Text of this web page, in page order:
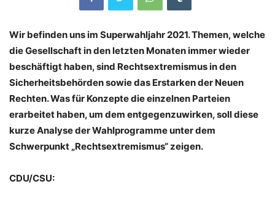
Wir befinden uns im Superwahljahr 2021. Themen, welche
die Gesellschaft in den letzten Monaten immer wieder
beschäftigt haben, sind Rechtsextremismus in den
Sicherheitsbehörden sowie das Erstarken der Neuen
Rechten. Was für Konzepte die einzelnen Parteien
erarbeitet haben, um dem entgegenzuwirken, soll diese
kurze Analyse der Wahlprogramme unter dem
Schwerpunkt „Rechtsextremismus“ zeigen.
CDU/CSU: